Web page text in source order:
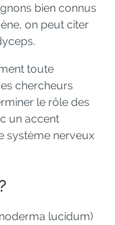
bien connus
on peut citer
toute
chercheurs
le rôle des
un accent
système nerveux
lucidum)